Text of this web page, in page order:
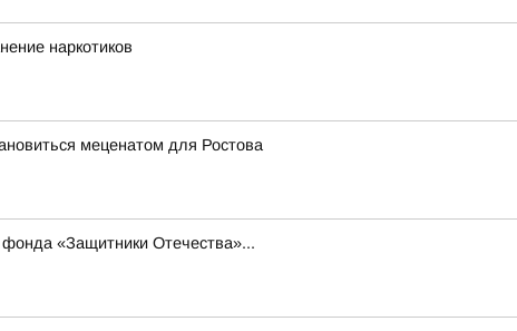
наркотиков
меценатом для Ростова
«Защитники Отечества»...